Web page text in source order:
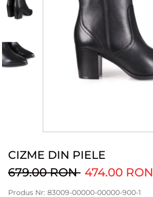
CIZME DIN PIELE
679.00 RON 474.00 RON
Produs Nr: 83009-00000-00000-900-1